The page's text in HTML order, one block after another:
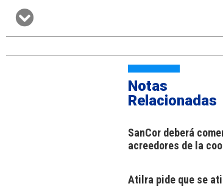
Notas
Relacionadas
SanCor deberá
acreedores de la
Atilra pide que se